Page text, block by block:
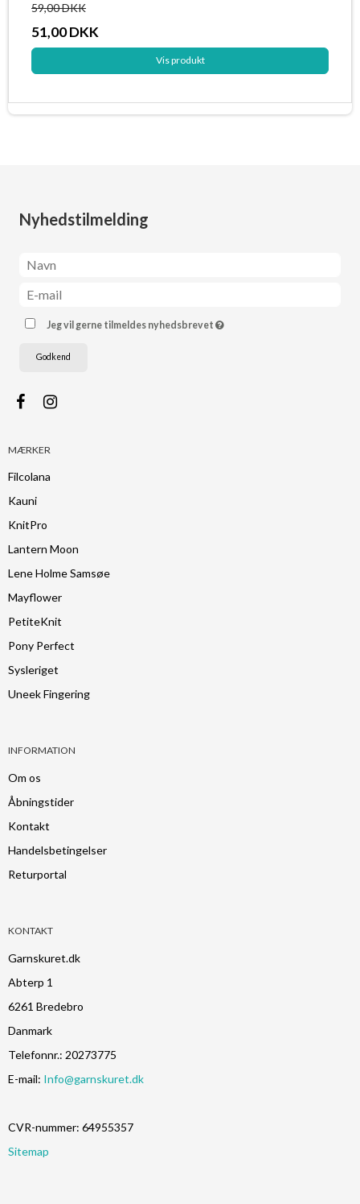
59,00 DKK
51,00 DKK
Vis produkt
Nyhedstilmelding
Jeg vil gerne tilmeldes nyhedsbrevet
Godkend
MÆRKER
Filcolana
Kauni
KnitPro
Lantern Moon
Lene Holme Samsøe
Mayflower
PetiteKnit
Pony Perfect
Sysleriget
Uneek Fingering
INFORMATION
Om os
Åbningstider
Kontakt
Handelsbetingelser
Returportal
KONTAKT
Garnskuret.dk
Abterp 1
6261 Bredebro
Danmark
Telefonnr.: 20273775
E-mail: Info@garnskuret.dk
CVR-nummer: 64955357
Sitemap